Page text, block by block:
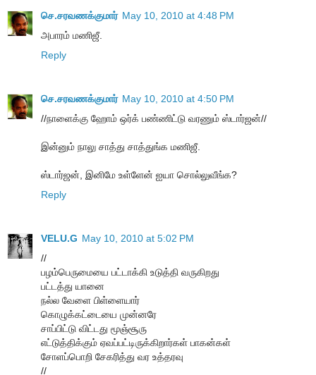
செ.சரவணக்குமார் May 10, 2010 at 4:48 PM
அபாரம் மணிஜீ.
Reply
செ.சரவணக்குமார் May 10, 2010 at 4:50 PM
//நாளைக்கு ஹோம் ஒர்க் பண்ணிட்டு வரணும் ஸ்டார்ஜன்//
இன்னும் நாலு சாத்து சாத்துங்க மணிஜீ.
ஸ்டார்ஜன், இனிமே உள்ளேன் ஐயா சொல்லுவீங்க?
Reply
VELU.G May 10, 2010 at 5:02 PM
//
பழம்பெருமையை பட்டாக்கி உடுத்தி வருகிறது
பட்டத்து யானை
நல்ல வேளை பிள்ளையார்
கொழுக்கட்டையை முன்னரே
சாப்பிட்டு விட்டது மூஞ்சூரு
எட்டுத்திக்கும் ஏவப்பட்டிருக்கிறார்கள் பாகன்கள்
சோளப்பொறி சேகரித்து வர உத்தரவு
//